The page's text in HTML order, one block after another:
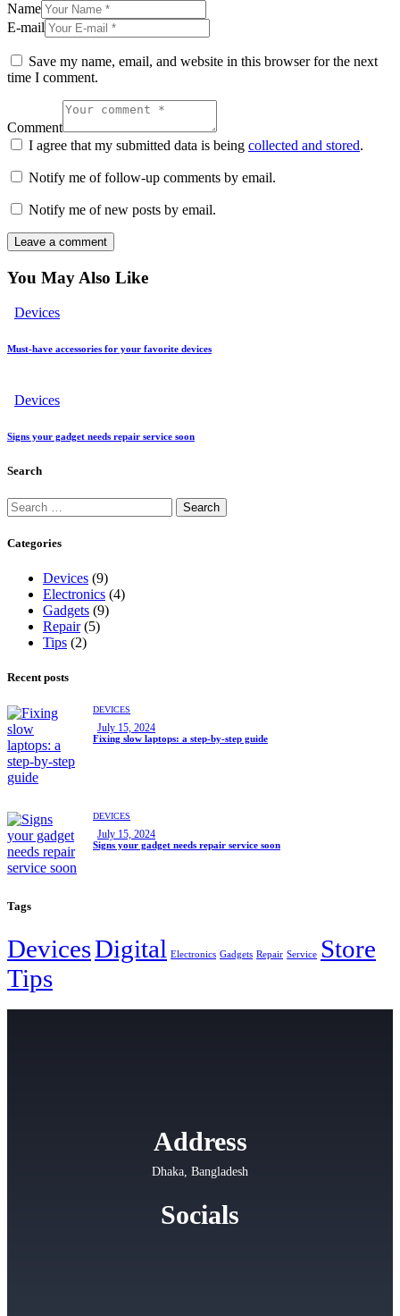
Name
E-mail
Save my name, email, and website in this browser for the next
time I comment.
Comment
I agree that my submitted data is being collected and stored.
Notify me of follow-up comments by email.
Notify me of new posts by email.
You May Also Like
Devices
Must-have accessories for your favorite devices
Devices
Signs your gadget needs repair service soon
Search
Categories
Devices (9)
Electronics (4)
Gadgets (9)
Repair(5)
Tips (2)
Recent posts
DEVICES
July 15, 2024
Fixing slow laptops: a step-by-step guide
DEVICES
July 15, 2024
Signs your gadget needs repair service soon
Tags
DevicesDigital Electronics Gadgets Repair Service Store
Tips
Address
Dhaka, Bangladesh
Socials